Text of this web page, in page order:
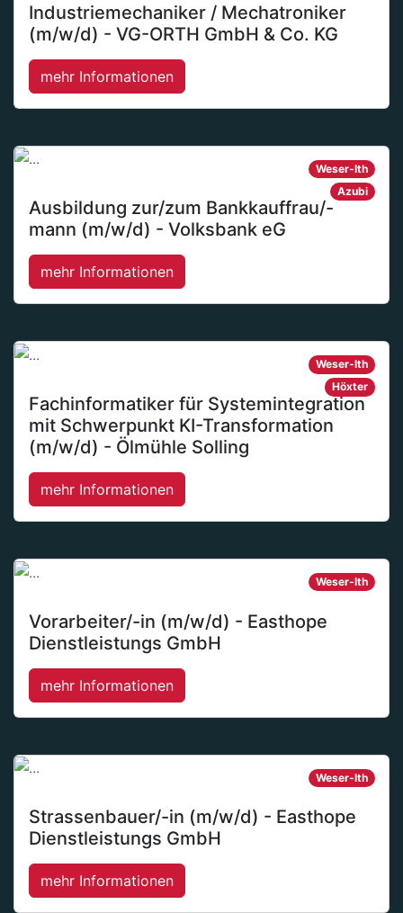
Industriemechaniker / Mechatroniker
(m/w/d) - VG-ORTH GmbH & Co. KG
mehr Informationen
Ausbildung zur/zum Bankkauffrau/-
mann (m/w/d) - Volksbank eG
Weser-Ith
Azubi
mehr Informationen
Fachinformatiker für Systemintegration
mit Schwerpunkt KI-Transformation
(m/w/d) - Ölmühle Solling
Weser-Ith
Höxter
mehr Informationen
Vorarbeiter/-in (m/w/d) - Easthope
Dienstleistungs GmbH
Weser-Ith
mehr Informationen
Strassenbauer/-in (m/w/d) - Easthope
Dienstleistungs GmbH
Weser-Ith
mehr Informationen